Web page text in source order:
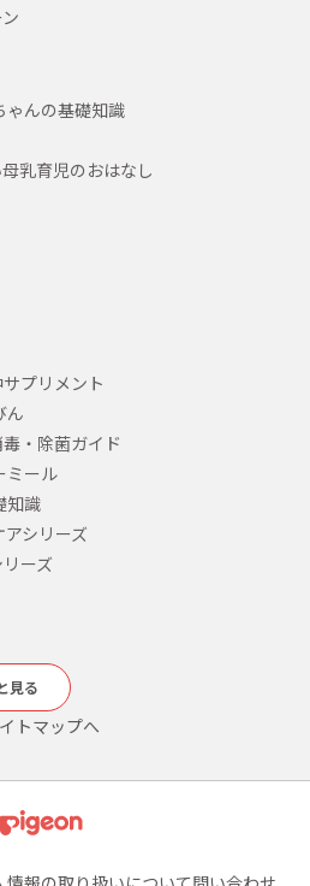
ゃんの基礎知識
乳育児のおはなし
プリメント
ん
・除菌ガイド
ミール
知識
シリーズ
ーズ
見る
トマップへ